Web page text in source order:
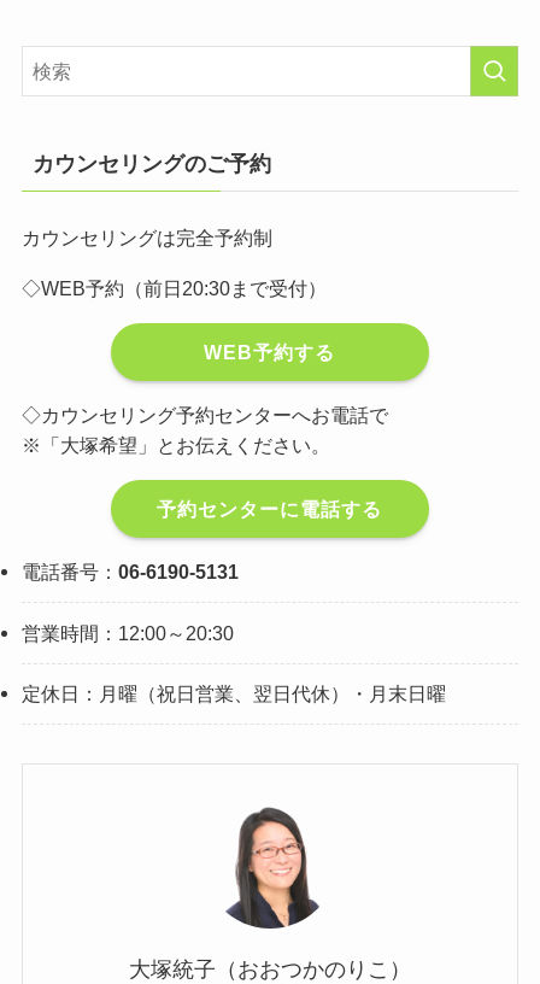
カウンセリングのご予約
カウンセリングは完全予約制
◇WEB予約（前日20:30まで受付）
WEB予約する
◇カウンセリング予約センターへお電話で
※「大塚希望」とお伝えください。
予約センターに電話する
電話番号： 06-6190-5131
営業時間：12:00～20:30
定休日：月曜（祝日営業、翌日代休）・月末日曜
大塚統子（おおつかのりこ）